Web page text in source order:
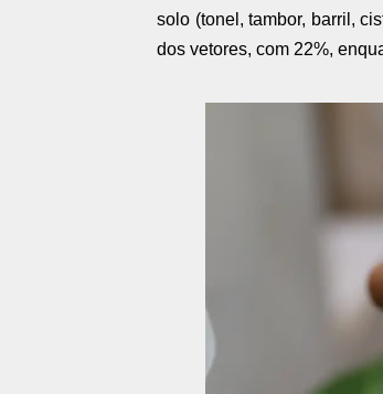
solo (tonel, tambor, barril,
dos vetores, com 22%,